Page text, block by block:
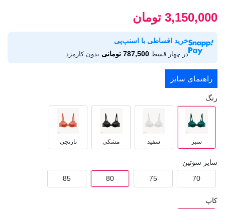
3,150,000 تومان
خرید اقساطی با اسنپ‌پی
در چهار قسط 787,500 تومانی بدون کارمزد
راهنمای سایز
رنگ
سبز سفید مشکی نارنجی
سایز سوتین
70
75
80
85
کاپ